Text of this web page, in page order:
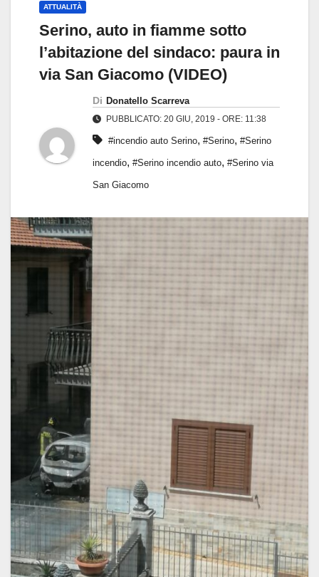
ATTUALITÀ
Serino, auto in fiamme sotto
l’abitazione del sindaco: paura in
via San Giacomo (VIDEO)
Di Donatello Scarreva
PUBBLICATO: 20 GIU, 2019 - ORE: 11:38
#incendio auto Serino, #Serino, #Serino
incendio, #Serino incendio auto, #Serino via
San Giacomo